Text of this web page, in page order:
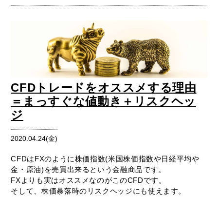
CFDトレードをオススメする理由
＝まっすぐな値動き＋リスクヘッ
ジ
2020.04.24(金)
CFDはFXのように株価指数(米国株価指数や日経平均や
金・原油)を売買出来るという金融商品です。
FXよりも実はオススメなのがこのCFDです。
そして、株価暴落時のリスクヘッジにも使えます。